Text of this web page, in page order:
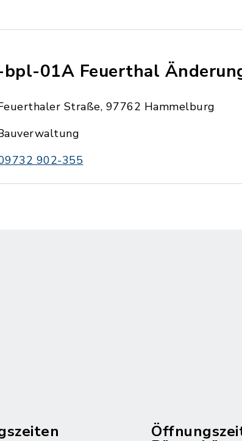
bpl-01A Feuerthal
Straße, 97762 Hammelburg
902-355